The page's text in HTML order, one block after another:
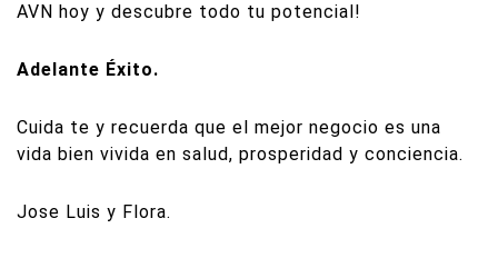
AVN hoy y descubre todo tu potencial!
Adelante Éxito.
Cuida te y recuerda que el mejor negocio es una
vida bien vivida en salud, prosperidad y conciencia.
Jose Luis y Flora.